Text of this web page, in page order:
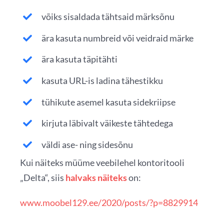
võiks sisaldada tähtsaid märksõnu
ära kasuta numbreid või veidraid märke
ära kasuta täpitähti
kasuta URL-is ladina tähestikku
tühikute asemel kasuta sidekriipse
kirjuta läbivalt väikeste tähtedega
väldi ase- ning sidesõnu
Kui näiteks müüme veebilehel kontoritooli
„Delta“, siis halvaks näitekson:
www.moobel129.ee/2020/posts/?p=8829914